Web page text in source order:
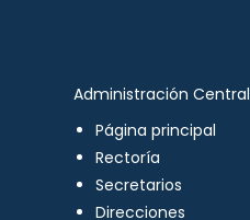
Administración Central
Página principal
Rectoría
Secretarios
Direcciones